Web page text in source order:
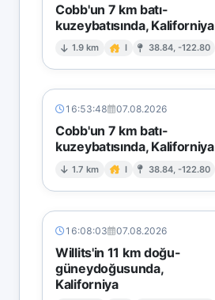
Cobb'un 7 km batı-
kuzeybatısında, Kaliforniya
1.9 km I 38.84, -122.80
16:53:48 07.08.2026
Cobb'un 7 km batı-
kuzeybatısında, Kaliforniya
1.7 km I 38.84, -122.80
16:08:03 07.08.2026
Willits'in 11 km doğu-
güneydoğusunda,
Kaliforniya